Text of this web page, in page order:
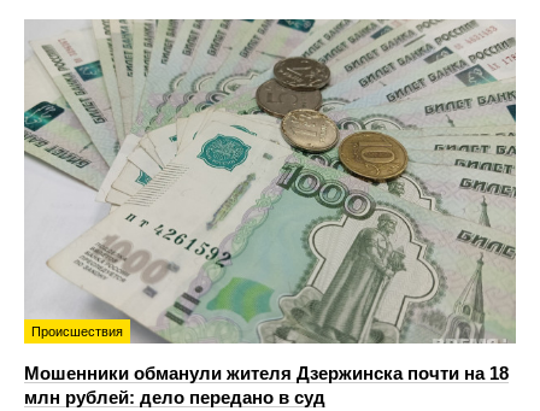
Происшествия
Мошенники обманули жителя Дзержинска почти на 18
млн рублей: дело передано в суд